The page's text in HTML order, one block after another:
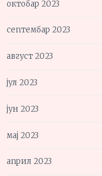
октобар 2023
септембар 2023
август 2023
јул 2023
јун 2023
мај 2023
април 2023